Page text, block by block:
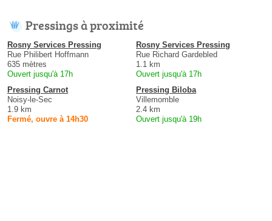
Pressings à proximité
Rosny Services Pressing
Rue Philibert Hoffmann
635 mètres
Ouvert jusqu'à 17h
Rosny Services Pressing
Rue Richard Gardebled
1.1 km
Ouvert jusqu'à 17h
Pressing Carnot
Noisy-le-Sec
1.9 km
Fermé, ouvre à 14h30
Pressing Biloba
Villemomble
2.4 km
Ouvert jusqu'à 19h